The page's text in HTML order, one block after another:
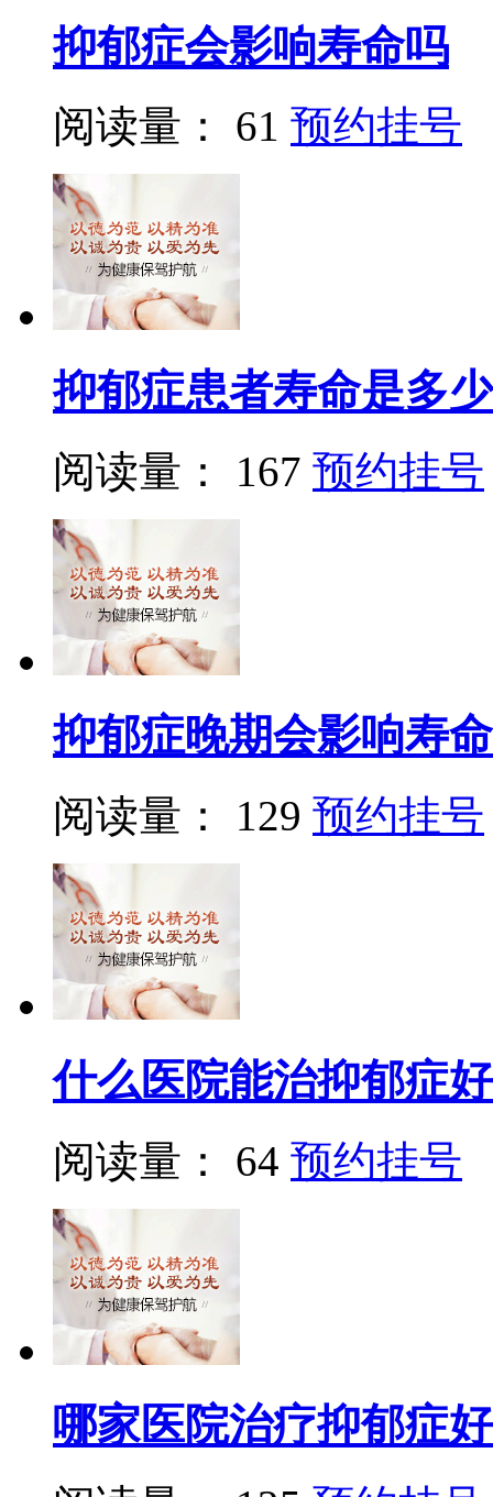
抑郁症会影响寿命吗
阅读量： 61 预约挂号
抑郁症患者寿命是多少
阅读量： 167 预约挂号
抑郁症晚期会影响寿
阅读量： 129 预约挂号
什么医院能治抑郁症
阅读量： 64 预约挂号
哪家医院治疗抑郁症